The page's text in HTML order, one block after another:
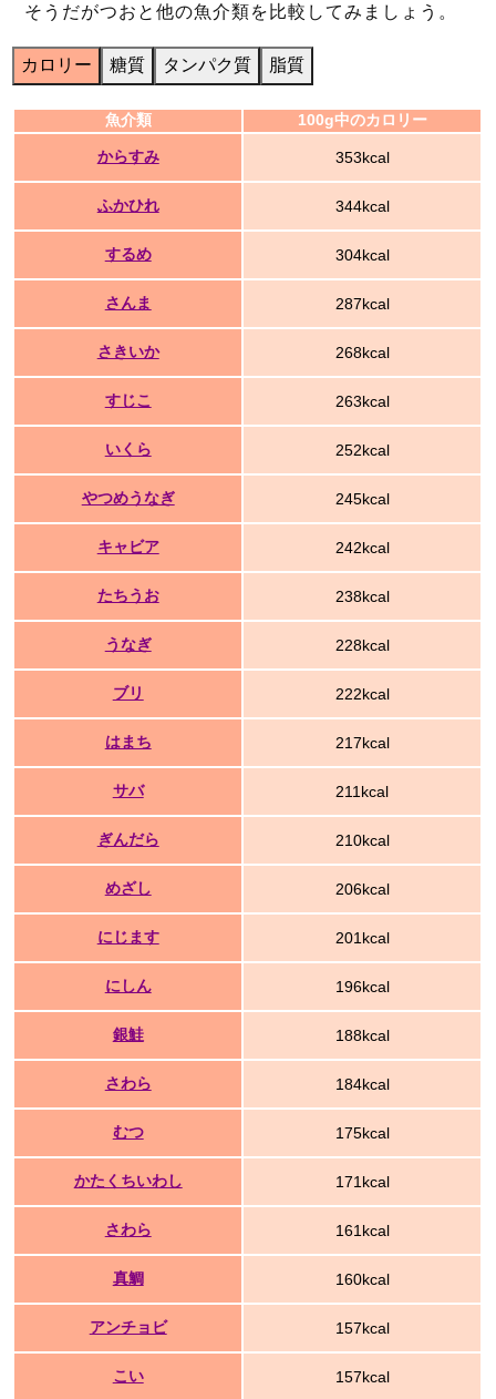
そうだがつおと他の魚介類を比較してみましょう。
カロリー 糖質 タンパク質 脂質
魚介類 100g中のカロリー
からすみ 353kcal
ふかひれ 344kcal
するめ 304kcal
さんま 287kcal
さきいか 268kcal
すじこ 263kcal
いくら 252kcal
やつめうなぎ 245kcal
キャビア 242kcal
たちうお 238kcal
うなぎ 228kcal
ブリ 222kcal
はまち 217kcal
サバ 211kcal
ぎんだら 210kcal
めざし 206kcal
にじます 201kcal
にしん 196kcal
銀鮭 188kcal
さわら 184kcal
むつ 175kcal
かたくちいわし 171kcal
さわら 161kcal
真鯛 160kcal
アンチョビ 157kcal
こい 157kcal